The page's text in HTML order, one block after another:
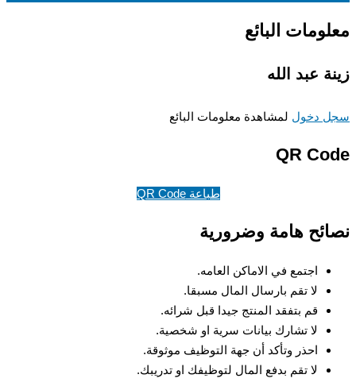
البائع
عبد الله
دخوللمشاهدة معلومات البائع
QR
طباعة QR Code
هامة وضرورية
اجتمع في الاماكن العامه.
لا تقم بارسال المال مسبقا.
قم بتفقد المنتج جيدا قبل شرائه.
لا تشارك بيانات سرية او شخصية.
احذر وتأكد أن جهة التوظيف موثوقة.
لا تقم بدفع المال لتوظيفك او تدريبك.